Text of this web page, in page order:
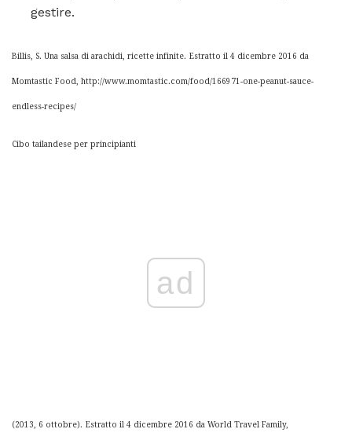
gestire.
Billis, S. Una salsa di arachidi, ricette infinite. Estratto il 4 dicembre 2016 da
Momtastic Food, http://www.momtastic.com/food/166971-one-peanut-sauce-
endless-recipes/
Cibo tailandese per principianti
ad
(2013, 6 ottobre). Estratto il 4 dicembre 2016 da World Travel Family,